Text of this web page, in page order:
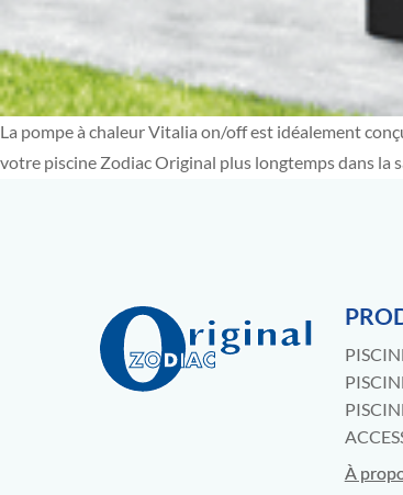
La pompe à chaleur Vitalia on/off est idéalement
votre piscine Zodiac Original plus longtemps dans la
À